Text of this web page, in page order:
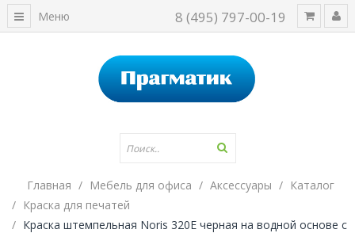
8 (495) 797-00-19
Меню
Главная Мебель для офиса Аксессуары
Каталог
Краска для печатей
Краска штемпельная Noris 320E черная на водной основе с